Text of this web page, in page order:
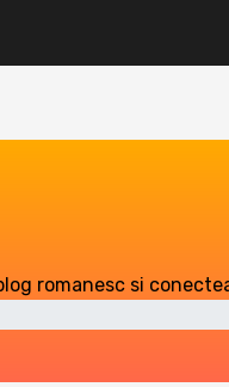
romanesc si